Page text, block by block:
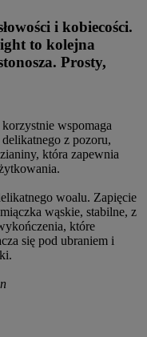
i kobiecości.
to kolejna
Prosty,
wspomaga
z pozoru,
która zapewnia
woalu. Zapięcie
wąskie, stabilne, z
które
się pod ubraniem i